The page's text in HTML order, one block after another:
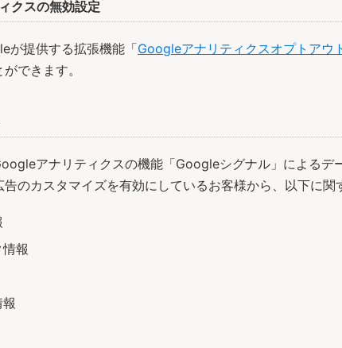
クスの無効設定
が提供する拡張機能「Googleアナリティクスオプトアウ
できます。
アナリティクスの機能「Googleシグナル」による
のカスタマイズを有効にしているお客様から、以下に関
報